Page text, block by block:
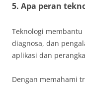
5. Apa peran
Teknologi
diagnosa, dan
aplikasi dan
Dengan memahami